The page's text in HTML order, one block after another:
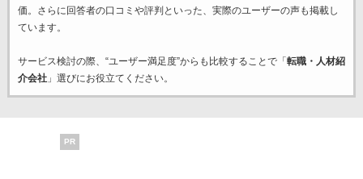
価。さらに回答者の口コミや評判といった、実際のユーザーの声も掲載し
ています。
サービス検討の際、“ユーザー満足度”からも比較することで「 転職・人材紹
介会社」選びにお役立てください。
PR